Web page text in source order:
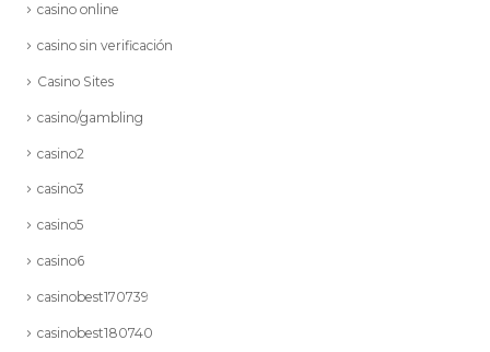
casino online
casino sin verificación
Casino Sites
casino/gambling
casino2
casino3
casino5
casino6
casinobest170739
casinobest180740